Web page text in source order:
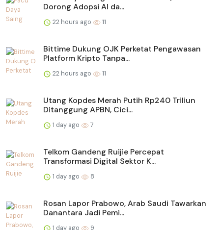
Dorong Adopsi AI da...
22 hours ago 11
Bittime Dukung OJK Perketat Pengawasan
Platform Kripto Tanpa...
22 hours ago 11
Utang Kopdes Merah Putih Rp240 Triliun
Ditanggung APBN, Cici...
1 day ago 7
Telkom Gandeng Ruijie Percepat
Transformasi Digital Sektor K...
1 day ago 8
Rosan Lapor Prabowo, Arab Saudi Tawarkan
Danantara Jadi Pemi...
1 day ago 9